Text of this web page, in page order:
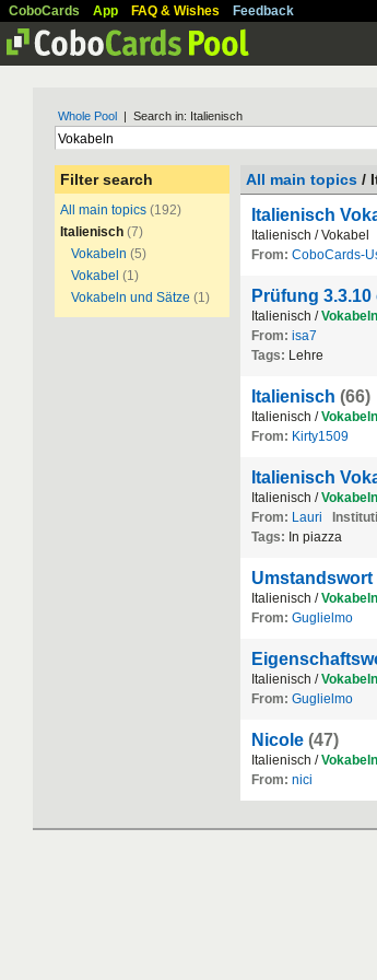
CoboCards App FAQ & Wishes Feedback
Whole Pool | Search in: Italienisch
Filter search
All main topics (192)
Italienisch (7)
Vokabeln (5)
Vokabel (1)
Vokabeln und Sätze (1)
All main topics /
Italienisch
Italienisch / Vokabel
From: CoboCards-
Prüfung 3.3.10
Italienisch /Vokabeln
From: isa7
Tags: Lehre
Italienisch (66)
Italienisch /Vokabeln
From: Kirty1509
Italienisch
Italienisch /Vokabeln
From: Lauri
Tags: In piazza
Umstandswort
Italienisch /Vokabeln
From: Guglielmo
Italienisch /Vokabeln
From: Guglielmo
Nicole (47)
Italienisch /Vokabeln
From: nici